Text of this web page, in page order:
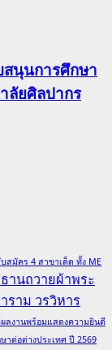
นุนการศึกษา
ลัยศิลปากร
สมัคร 4 สาขาเด็ด ทั้ง ME
านถวายผ้าพระ
ราม วรวิหาร
ลงานพร้อมแสดงความยินดี
าต่อต่างประเทศ ปี 2569